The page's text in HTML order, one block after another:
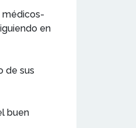
médicos-
en
de sus
buen